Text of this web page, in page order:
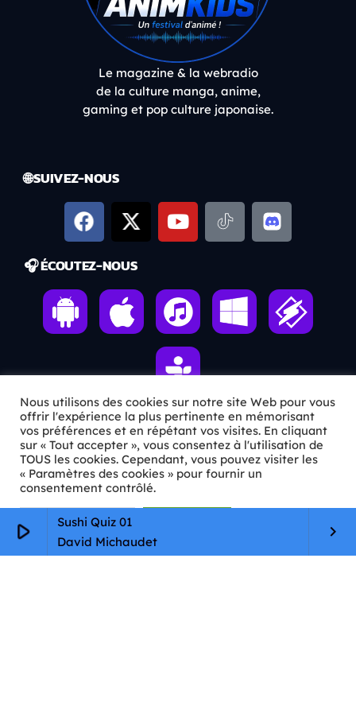
play_arrow
Sushi Quiz 01
David Michaudet
keyboard_arrow_right
Le magazine & la webradio
de la culture manga, anime,
gaming et pop culture japonaise.
🌐 SUIVEZ-NOUS
🎧 ÉCOUTEZ-NOUS
ℹ️ INFOS PRATIQUES
✉️Contact
🦊Qui sommes-nous ?
📄
Mentions légales
Nous utilisons des cookies sur notre site Web pour vous
offrir l'expérience la plus pertinente en mémorisant
vos préférences et en répétant vos visites. En cliquant
sur « Tout accepter », vous consentez à l'utilisation de
TOUS les cookies. Cependant, vous pouvez visiter les
« Paramètres des cookies » pour fournir un
consentement contrôlé.
Paramètres Cookie